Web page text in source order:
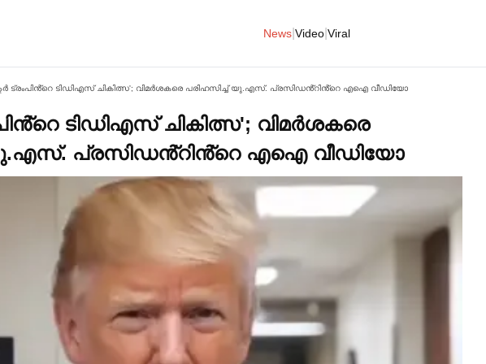
News Video Viral
ട്രംപിൻ്റെ ടിഡിഎസ് ചികിത്സ'; വിമര്‍ശകരെ പരിഹസിച്ച്‌ യു.എസ്. പ്രസിഡൻ്റിൻ്റെ എഐ വീഡിയോ
ടിഡിഎസ് ചികിത്സ'; വിമര്‍ശകരെ
യു.എസ്. പ്രസിഡൻ്റിൻ്റെ എഐ വീഡിയോ